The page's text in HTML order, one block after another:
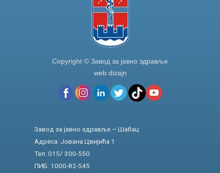
Copyright © Завод за јавно здравље
web dizajn
Завод за јавно здравље – Шабац
Адреса: Јована Цвијића 1
Тел. 015/ 300-550
ПИБ: 1000-82-545